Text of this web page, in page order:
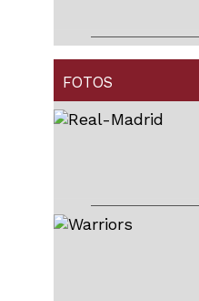
FOTOS